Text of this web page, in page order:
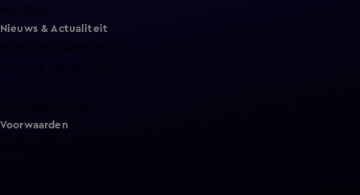
Nieuws & Actualiteit
Voorwaarden